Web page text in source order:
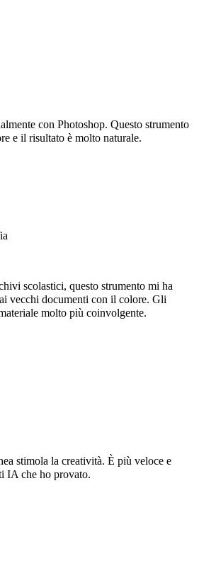
con Photoshop. Questo strumento
e il risultato è molto naturale.
scolastici, questo strumento mi ha
vecchi documenti con il colore. Gli
molto più coinvolgente.
stimola la creatività. È più veloce e
IA che ho provato.